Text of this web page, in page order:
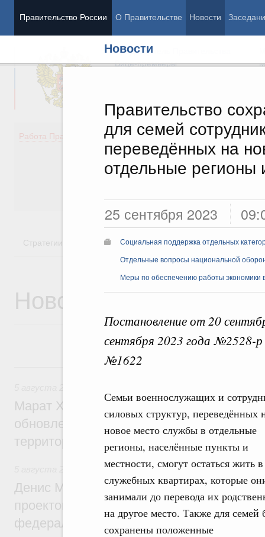
Правительство России О Правительстве Новости
Новости
Правительство
для семей
переведённых на
отдельные регионы
25 сентября 2023
Социальная поддержка отдельных
Отдельные вопросы национальной
Меры по обеспечению работы экономики
Постановление от 20
сентября 2023 года №2528-
№1622
Семьи военнослужащих и
силовых структур, переведённых
новое место службы в отдельные
регионы, населённые пункты и
местности, смогут остаться жить в
служебных квартирах, которые
занимали до перевода их
на другое место. Также для семей
сохранены положенные
Председатель Правительства
Вице-премьеры
Работа Правительства
Демография
Здоровье
Образование
Культура
Государство
Стратегии Государственные программы
Новости
Марат Хуснуллин: Более 4,3 тыс.
обновлено в России при участии Фонда
территорий
Инструменты развития территорий.
Денис Мантуров провёл совещание по
проектов института кураторства в
федеральном округе